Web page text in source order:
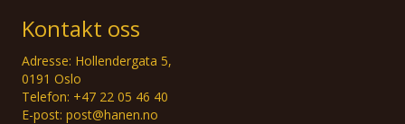
Kontakt oss
Adresse: Hollendergata 5,
0191 Oslo
Telefon: +47 22 05 46 40
E-post: post@hanen.no